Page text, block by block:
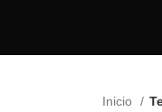
Inicio